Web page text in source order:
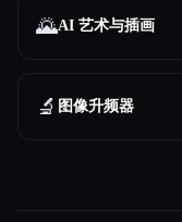
🌄AI 艺术与插画
🔬 图像升频器